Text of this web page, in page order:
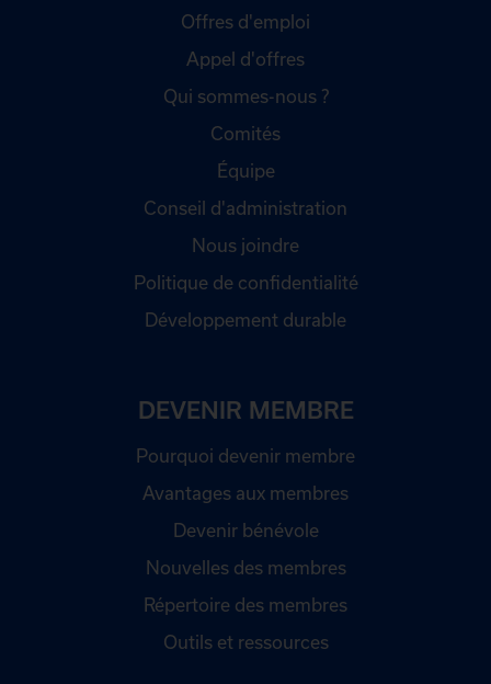
Offres d'emploi
Appel d'offres
Qui sommes-nous ?
Comités
Équipe
Conseil d'administration
Nous joindre
Politique de confidentialité
Développement durable
DEVENIR MEMBRE
Pourquoi devenir membre
Avantages aux membres
Devenir bénévole
Nouvelles des membres
Répertoire des membres
Outils et ressources